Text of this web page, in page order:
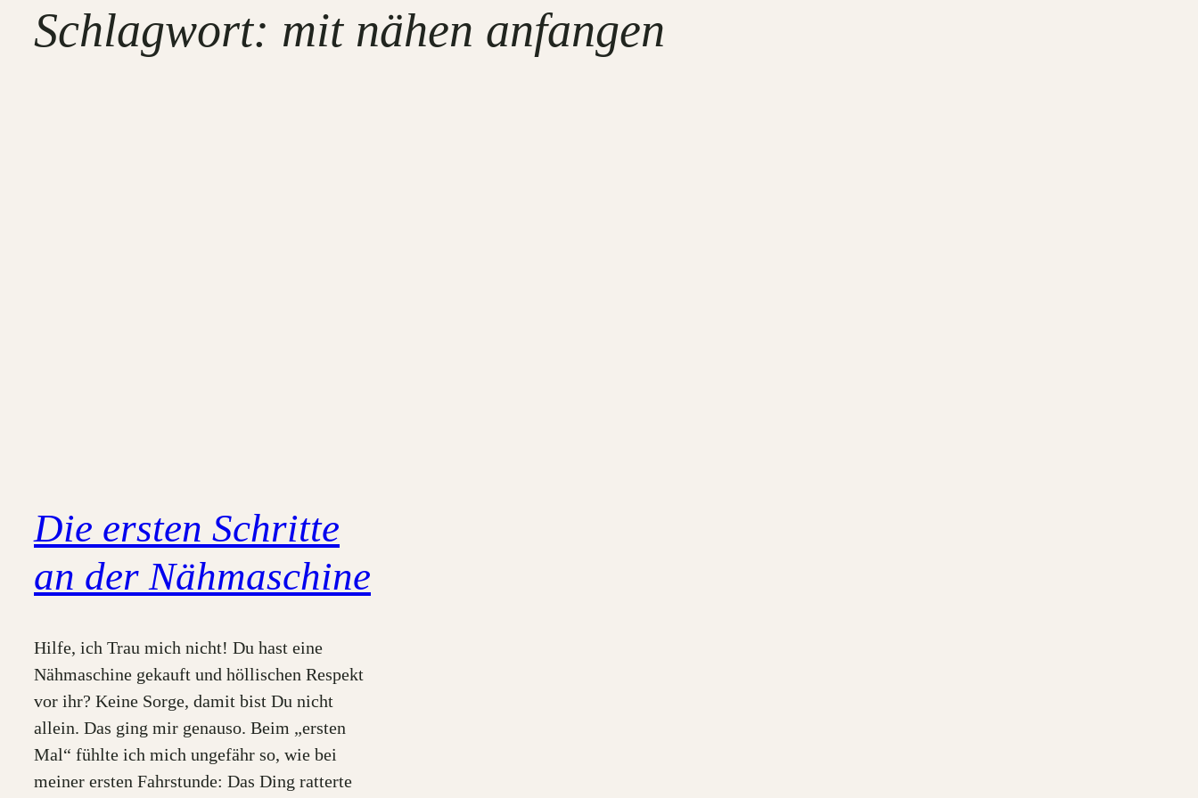
Schlagwort: mit nähen anfangen
Die ersten Schritte
an der Nähmaschine
Hilfe, ich Trau mich nicht! Du hast eine
Nähmaschine gekauft und höllischen Respekt
vor ihr? Keine Sorge, damit bist Du nicht
allein. Das ging mir genauso. Beim „ersten
Mal“ fühlte ich mich ungefähr so, wie bei
meiner ersten Fahrstunde: Das Ding ratterte